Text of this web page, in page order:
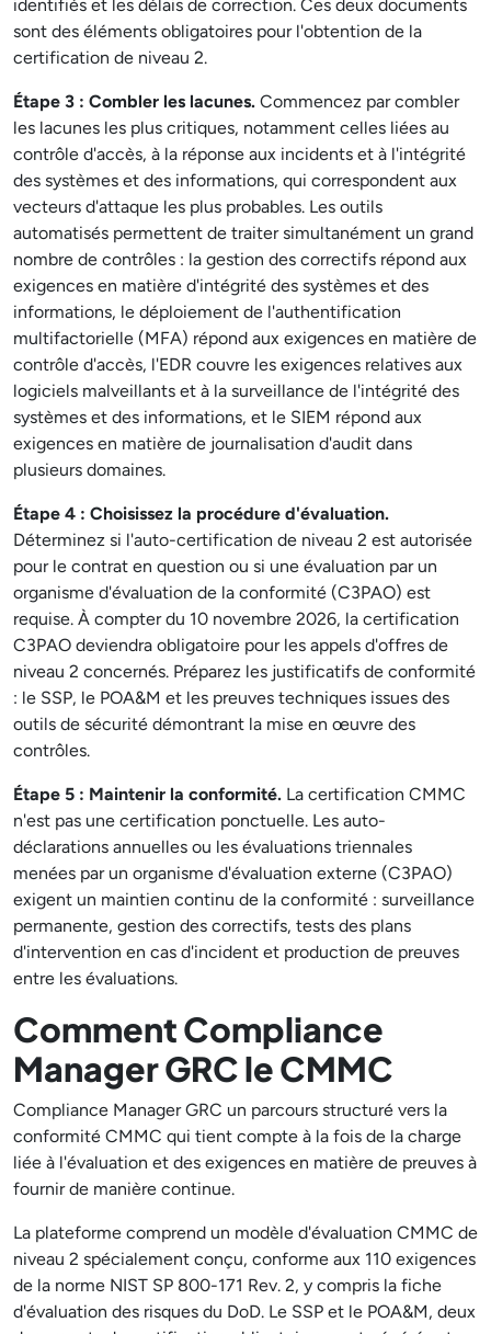
identifiés et les délais de correction. Ces deux documents
sont des éléments obligatoires pour l'obtention de la
certification de niveau 2.
Étape 3 : Combler les lacunes. Commencez par combler
les lacunes les plus critiques, notamment celles liées au
contrôle d'accès, à la réponse aux incidents et à l'intégrité
des systèmes et des informations, qui correspondent aux
vecteurs d'attaque les plus probables. Les outils
automatisés permettent de traiter simultanément un grand
nombre de contrôles : la gestion des correctifs répond aux
exigences en matière d'intégrité des systèmes et des
informations, le déploiement de l'authentification
multifactorielle (MFA) répond aux exigences en matière de
contrôle d'accès, l'EDR couvre les exigences relatives aux
logiciels malveillants et à la surveillance de l'intégrité des
systèmes et des informations, et le SIEM répond aux
exigences en matière de journalisation d'audit dans
plusieurs domaines.
Étape 4 : Choisissez la procédure d'évaluation.
Déterminez si l'auto-certification de niveau 2 est autorisée
pour le contrat en question ou si une évaluation par un
organisme d'évaluation de la conformité (C3PAO) est
requise. À compter du 10 novembre 2026, la certification
C3PAO deviendra obligatoire pour les appels d'offres de
niveau 2 concernés. Préparez les justificatifs de conformité
: le SSP, le POA&M et les preuves techniques issues des
outils de sécurité démontrant la mise en œuvre des
contrôles.
Étape 5 : Maintenir la conformité. La certification CMMC
n'est pas une certification ponctuelle. Les auto-
déclarations annuelles ou les évaluations triennales
menées par un organisme d'évaluation externe (C3PAO)
exigent un maintien continu de la conformité : surveillance
permanente, gestion des correctifs, tests des plans
d'intervention en cas d'incident et production de preuves
entre les évaluations.
Comment Compliance
Manager GRC le CMMC
Compliance Manager GRC un parcours structuré vers la
conformité CMMC qui tient compte à la fois de la charge
liée à l'évaluation et des exigences en matière de preuves à
fournir de manière continue.
La plateforme comprend un modèle d'évaluation CMMC de
niveau 2 spécialement conçu, conforme aux 110 exigences
de la norme NIST SP 800-171 Rev. 2, y compris la fiche
d'évaluation des risques du DoD. Le SSP et le POA&M, deux